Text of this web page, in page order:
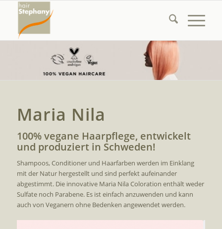
Maria Nila
100% vegane Haarpflege, entwickelt
und produziert in Schweden!
Shampoos, Conditioner und Haarfarben werden im Einklang
mit der Natur hergestellt und sind perfekt aufeinander
abgestimmt. Die innovative Maria Nila Coloration enthält weder
Sulfate noch Parabene. Es ist einfach anzuwenden und kann
auch von Veganern ohne Bedenken angewendet werden.